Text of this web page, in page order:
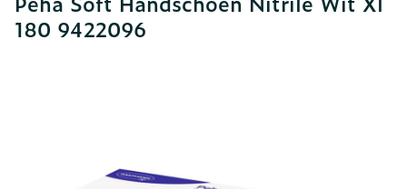
180 9422096